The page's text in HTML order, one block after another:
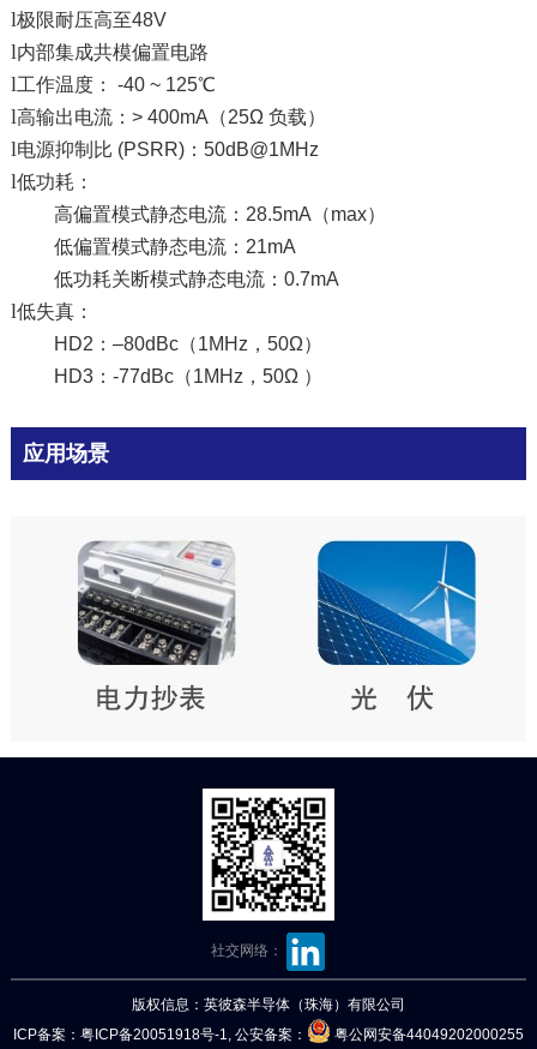
l极限耐压高至48V
l内部集成共模偏置电路
l工作温度： -40 ~ 125℃
l高输出电流：> 400mA（25Ω 负载）
l电源抑制比 (PSRR)：50dB@1MHz
l低功耗：
高偏置模式静态电流：28.5mA（max）
低偏置模式静态电流：21mA
低功耗关断模式静态电流：0.7mA
l低失真：
HD2：–80dBc（1MHz，50Ω）
HD3：-77dBc（1MHz，50Ω ）
应用场景
社交网络：
版权信息：英彼森半导体（珠海）有限公司
ICP备案： 粤ICP备20051918号-1 , 公安备案： 粤公网安备44049202000255